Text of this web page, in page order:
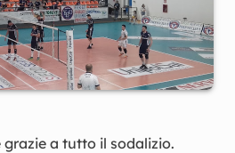
a tutto il sodalizio.